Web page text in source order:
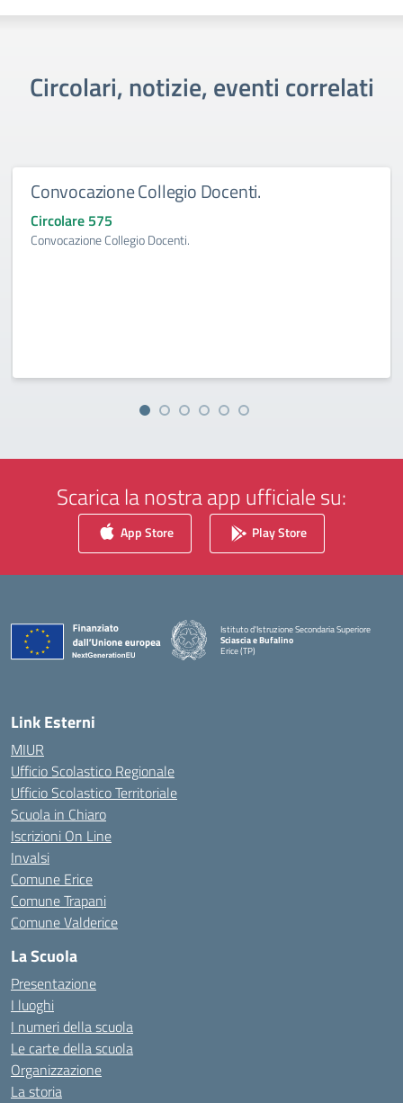
Circolari, notizie, eventi correlati
Convocazione Collegio Docenti.
Circolare 575
Convocazione Collegio Docenti.
Scarica la nostra app ufficiale su:
App Store Play Store
Istituto d'Istruzione Secondaria Superiore
Sciascia e Bufalino
Erice (TP)
Link Esterni
MIUR
Ufficio Scolastico Regionale
Ufficio Scolastico Territoriale
Scuola in Chiaro
Iscrizioni On Line
Invalsi
Comune Erice
Comune Trapani
Comune Valderice
La Scuola
Presentazione
I luoghi
I numeri della scuola
Le carte della scuola
Organizzazione
La storia